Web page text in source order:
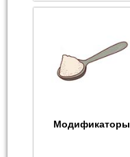
Модификаторы